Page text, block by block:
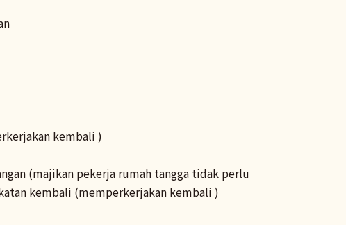
kembali )
(majikan pekerja rumah tangga tidak perlu
kembali (memperkerjakan kembali )